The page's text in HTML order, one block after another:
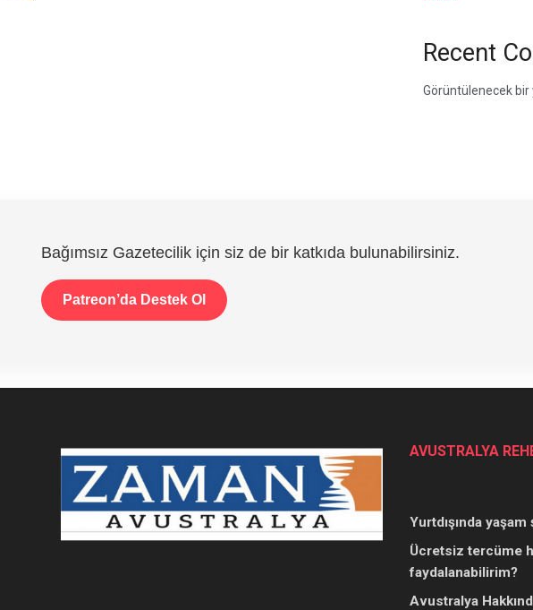
Recent
Görüntülenecek bir
Bağımsız Gazetecilik için siz de bir katkıda bulunabilirsiniz.
Patreon’da Destek Ol
AVUSTRALYA
Yurtdışında
Ücretsiz tercüme
faydalanabilirim?
Avustralya